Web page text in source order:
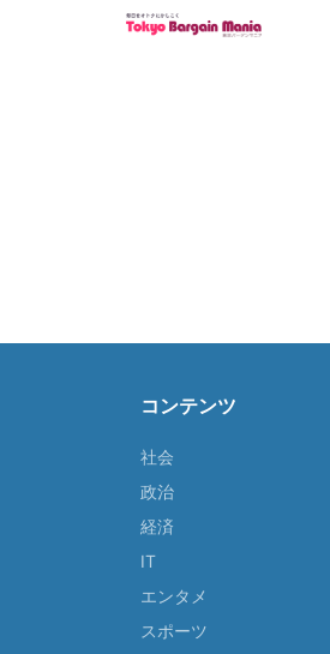
コンテンツ
社会
政治
経済
IT
エンタメ
スポーツ